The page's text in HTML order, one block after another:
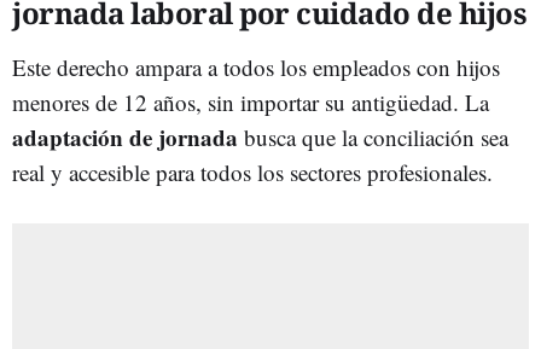
jornada laboral por cuidado de hijos
Este derecho ampara a todos los empleados con hijos
menores de 12 años, sin importar su antigüedad. La
adaptación de jornada busca que la conciliación sea
real y accesible para todos los sectores profesionales.